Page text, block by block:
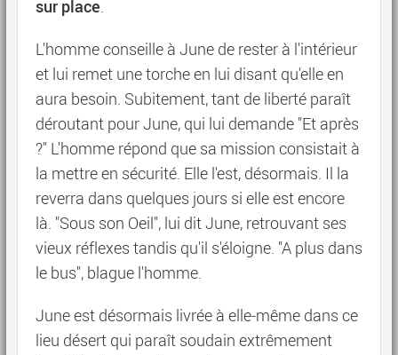
sur place.
L'homme conseille à June de rester à l'intérieur
et lui remet une torche en lui disant qu'elle en
aura besoin. Subitement, tant de liberté paraît
déroutant pour June, qui lui demande "Et après
?" L'homme répond que sa mission consistait à
la mettre en sécurité. Elle l'est, désormais. Il la
reverra dans quelques jours si elle est encore
là. "Sous son Oeil", lui dit June, retrouvant ses
vieux réflexes tandis qu'il s'éloigne. "A plus dans
le bus", blague l'homme.
June est désormais livrée à elle-même dans ce
lieu désert qui paraît soudain extrêmement